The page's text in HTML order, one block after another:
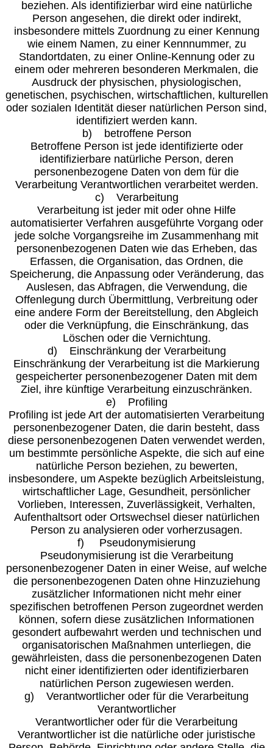
beziehen. Als identifizierbar wird eine natürliche
Person angesehen, die direkt oder indirekt,
insbesondere mittels Zuordnung zu einer Kennung
wie einem Namen, zu einer Kennnummer, zu
Standortdaten, zu einer Online-Kennung oder zu
einem oder mehreren besonderen Merkmalen, die
Ausdruck der physischen, physiologischen,
genetischen, psychischen, wirtschaftlichen, kulturellen
oder sozialen Identität dieser natürlichen Person sind,
identifiziert werden kann.
b) betroffene Person
Betroffene Person ist jede identifizierte oder
identifizierbare natürliche Person, deren
personenbezogene Daten von dem für die
Verarbeitung Verantwortlichen verarbeitet werden.
c) Verarbeitung
Verarbeitung ist jeder mit oder ohne Hilfe
automatisierter Verfahren ausgeführte Vorgang oder
jede solche Vorgangsreihe im Zusammenhang mit
personenbezogenen Daten wie das Erheben, das
Erfassen, die Organisation, das Ordnen, die
Speicherung, die Anpassung oder Veränderung, das
Auslesen, das Abfragen, die Verwendung, die
Offenlegung durch Übermittlung, Verbreitung oder
eine andere Form der Bereitstellung, den Abgleich
oder die Verknüpfung, die Einschränkung, das
Löschen oder die Vernichtung.
d) Einschränkung der Verarbeitung
Einschränkung der Verarbeitung ist die Markierung
gespeicherter personenbezogener Daten mit dem
Ziel, ihre künftige Verarbeitung einzuschränken.
e) Profiling
Profiling ist jede Art der automatisierten Verarbeitung
personenbezogener Daten, die darin besteht, dass
diese personenbezogenen Daten verwendet werden,
um bestimmte persönliche Aspekte, die sich auf eine
natürliche Person beziehen, zu bewerten,
insbesondere, um Aspekte bezüglich Arbeitsleistung,
wirtschaftlicher Lage, Gesundheit, persönlicher
Vorlieben, Interessen, Zuverlässigkeit, Verhalten,
Aufenthaltsort oder Ortswechsel dieser natürlichen
Person zu analysieren oder vorherzusagen.
f) Pseudonymisierung
Pseudonymisierung ist die Verarbeitung
personenbezogener Daten in einer Weise, auf welche
die personenbezogenen Daten ohne Hinzuziehung
zusätzlicher Informationen nicht mehr einer
spezifischen betroffenen Person zugeordnet werden
können, sofern diese zusätzlichen Informationen
gesondert aufbewahrt werden und technischen und
organisatorischen Maßnahmen unterliegen, die
gewährleisten, dass die personenbezogenen Daten
nicht einer identifizierten oder identifizierbaren
natürlichen Person zugewiesen werden.
g) Verantwortlicher oder für die Verarbeitung
Verantwortlicher
Verantwortlicher oder für die Verarbeitung
Verantwortlicher ist die natürliche oder juristische